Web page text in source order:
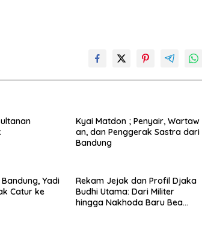
Kyai Matdon ; Penyair, Wartaw
an, dan Penggerak Sastra dari
Bandung
Yadi
Catur ke
Rekam Jejak dan Profil Djaka
Budhi Utama: Dari Militer
hingga Nakhoda Baru Bea